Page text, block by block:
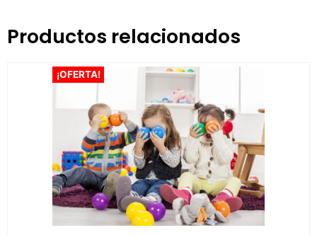
Productos relacionados
¡OFERTA!